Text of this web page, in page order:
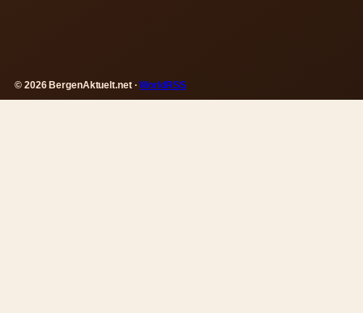
© 2026 BergenAktuelt.net ·WorldRSS